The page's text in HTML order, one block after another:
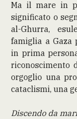
Ma il mare in
significato o
al-Ghurra,
famiglia a Gaza
in prima
riconoscimento
orgoglio una
cataclismi, una
Discendo da